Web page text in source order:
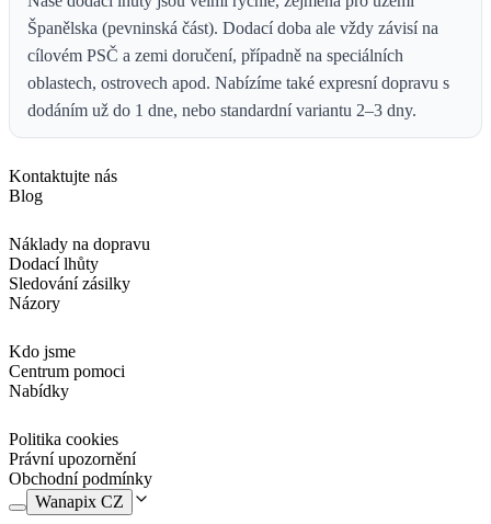
Španělska (pevninská část). Dodací doba ale vždy závisí na
cílovém PSČ a zemi doručení, případně na speciálních
oblastech, ostrovech apod. Nabízíme také expresní dopravu s
dodáním už do 1 dne, nebo standardní variantu 2–3 dny.
Kontaktujte nás
Blog
Náklady na dopravu
Dodací lhůty
Sledování zásilky
Názory
Kdo jsme
Centrum pomoci
Nabídky
Politika cookies
Právní upozornění
Obchodní podmínky
Wanapix CZ